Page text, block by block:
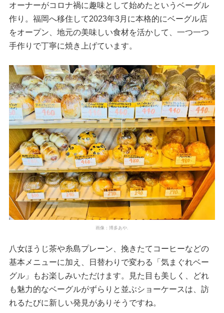
オーナーがコロナ禍に趣味として始めたというベーグル
作り。福岡へ移住して2023年3月に本格的にベーグル店
をオープン、地元の美味しい食材を活かして、一つ一つ
手作りで丁寧に焼き上げています。
画像：博多あや.
八女ほうじ茶や糸島プレーン、挽きたてコーヒーなどの
基本メニューに加え、日替わりで変わる「気まぐれベー
グル」もお楽しみいただけます。見た目も美しく、どれ
も魅力的なベーグルがずらりと並ぶショーケースは、訪
れるたびに新しい発見がありそうですね。